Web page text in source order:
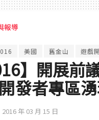
報導
美國 舊金山 遊戲
】開展前
發者專區
2016 年 03 月 15 日